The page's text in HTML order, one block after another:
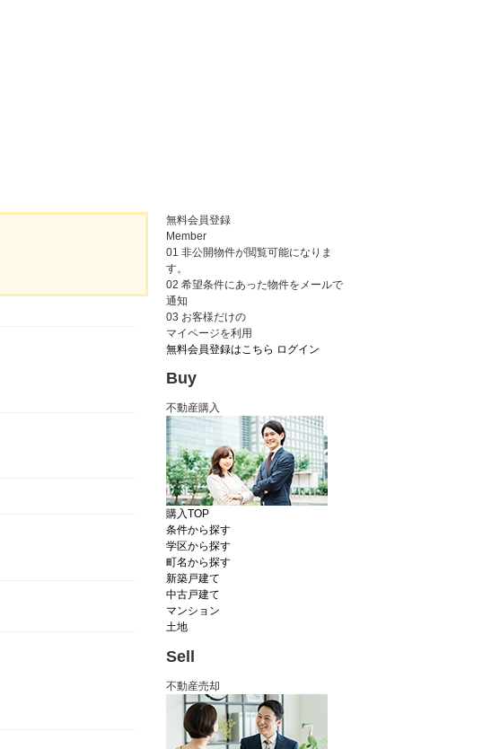
無料会員登録
Member
01 非公開物件が閲覧可能になりま
す。
02 希望条件にあった物件をメールで
通知
03 お客様だけの
マイページを利用
無料会員登録はこちら ログイン
Buy
不動産購入
購入TOP
条件から探す
学区から探す
町名から探す
新築戸建て
中古戸建て
マンション
土地
Sell
不動産売却